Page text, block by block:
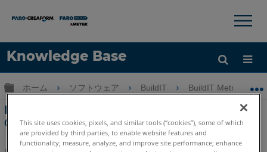
Knowledge Base
言語
ヘルプ サインイン
×
グローバル階層を展開/折りたたむ
ホーム ソフトウェア BuildIT BuildIT Metrology
BuildIT Metrologyでのレコード自動クラウド
の使用
This site uses cookies, pixels, and similar tools (“cookies”), some of which
are provided by third parties, to enable website features and
functionality; measure, analyze, and improve site performance; enhance